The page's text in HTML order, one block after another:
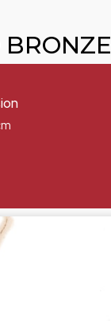
BRONZE